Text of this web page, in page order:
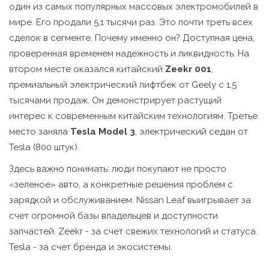
один из самых популярных массовых электромобилей в
мире. Его продали 5,1 тысячи раз. Это почти треть всех
сделок в сегменте. Почему именно он? Доступная цена,
проверенная временем надежность и ликвидность. На
втором месте оказался китайский Zeekr 001,
премиальный электрический лифтбек от Geely с 1,5
тысячами продаж. Он демонстрирует растущий
интерес к современным китайским технологиям. Третье
место заняла Tesla Model 3, электрический седан от
Tesla (800 штук).
Здесь важно понимать: люди покупают не просто
«зеленое» авто, а конкретные решения проблем с
зарядкой и обслуживанием. Nissan Leaf выигрывает за
счет огромной базы владельцев и доступности
запчастей. Zeekr - за счет свежих технологий и статуса.
Tesla - за счет бренда и экосистемы.